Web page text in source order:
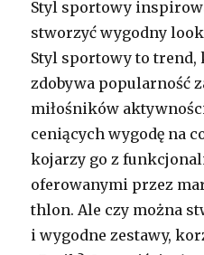
Styl sportowy
stworzyć wygodny
Styl sportowy to
zdobywa popularność
miłośników
ceniących wygodę na
kojarzy go z
oferowanymi przez
thlon. Ale czy można
i wygodne zestawy,